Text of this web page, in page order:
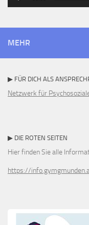
MEHR
▶ FÜR DICH ALS
Netzwerk für
▶ DIE ROTEN SEITEN
Hier finden Sie alle
https://